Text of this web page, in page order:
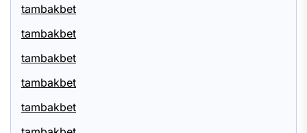
tambakbet
tambakbet
tambakbet
tambakbet
tambakbet